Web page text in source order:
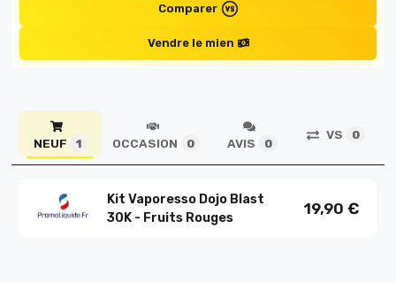
Comparer
Vendre le mien
NEUF 1 OCCASION 0 AVIS 0
VS 0
Kit Vaporesso Dojo Blast
30K - Fruits Rouges
19,90 €